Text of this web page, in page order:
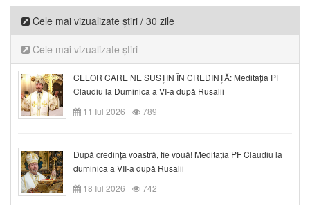
Cele mai vizualizate știri / 30 zile
Cele mai vizualizate știri
CELOR CARE NE SUSȚIN ÎN CREDINȚĂ: Meditația PF
Claudiu la Duminica a VI-a după Rusalii
11 Iul 2026
789
După credinţa voastră, fie vouă! Meditația PF Claudiu la
duminica a VII-a după Rusalii
18 Iul 2026
742